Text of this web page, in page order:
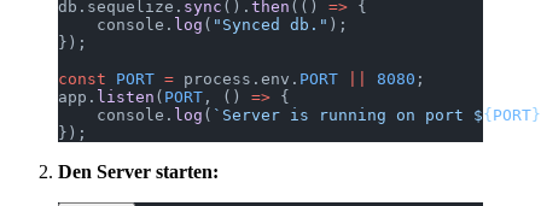
db.sequelize. sync (). then (() => {
    console.
log ( "Synced db." );
});
const PORT = process.env. PORT 8080 ;
app. listen ( PORT , () => {
    console.
log ( `Server is running on port ${PORT
});
Den Server starten: